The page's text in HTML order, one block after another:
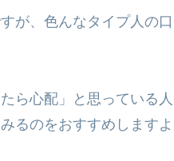
が、色んなタイプ人の
ら心配」と思っている
るのをおすすめしますよ